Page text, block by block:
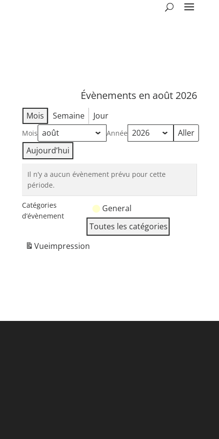
Évènements en août 2026
Mois Semaine Jour
Mois Année
Aujourd’hui
Il n’y a aucun évènement prévu pour cette
période.
Catégories
d’évènement
General
Toutes les catégories
Vueimpression